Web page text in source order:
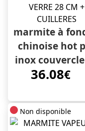
marmite à
chinoise hot
inox
verre 28 cm +
36.08€
Non disponible